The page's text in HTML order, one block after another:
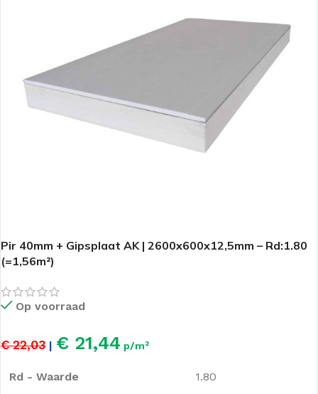
Pir 40mm + Gipsplaat AK | 2600x600x12,5mm – Rd:1.80
(=1,56m²)
Op voorraad
€ 22,03 | € 21,44 p/m²
Rd - Waarde 1.80